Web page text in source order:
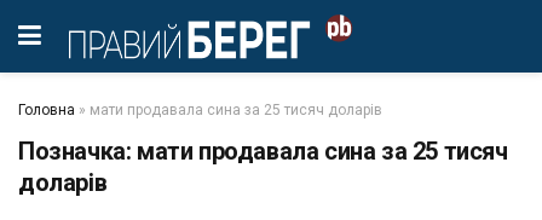
Головна » мати продавала сина за 25 тисяч доларів
Позначка: мати продавала сина за 25 тисяч
доларів